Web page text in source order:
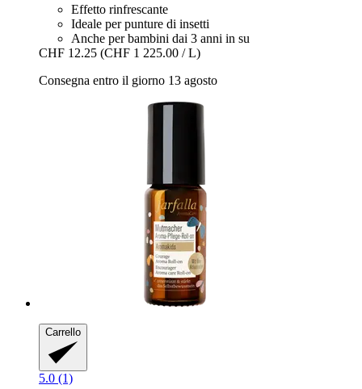
Effetto rinfrescante
Ideale per punture di insetti
Anche per bambini dai 3 anni in su
CHF 12.25 (CHF 1 225.00 / L)
Consegna entro il giorno 13 agosto
Carrello
5.0 (1)